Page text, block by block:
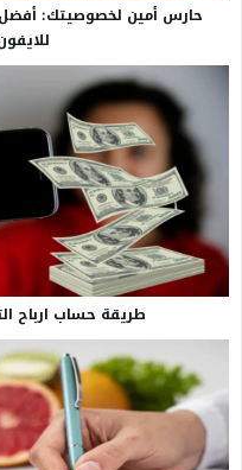
حارس أمين لخصوصيتك: أفضل
طريقة حساب ارباح